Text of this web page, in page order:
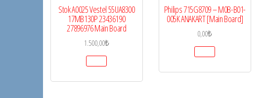
Stok A0025 Vestel 55UA8300
17MB130P 23436190
27896976 Main Board
1.500,00₺
Philips 715G8709 – M0B-B01-
005K ANAKART [Main Board]
0,00₺